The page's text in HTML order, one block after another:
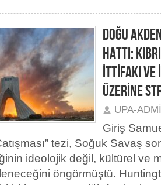
DOĞU
HATTI:
İTTİFAKI VE
ÜZERİNE
UPA-
Giriş
tezi, Soğuk Savaş
ideolojik değil, kültürel ve
öngörmüştü.